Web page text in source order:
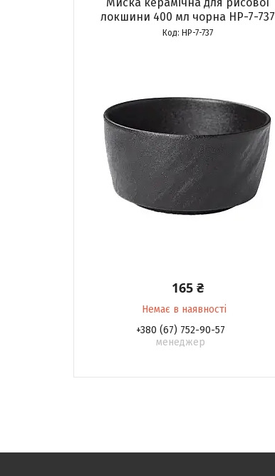
локшини 400 мл чорна HP-7-737
HP-7-737
165 ₴
Немає в наявності
+380 (67) 752-90-57
менеджер